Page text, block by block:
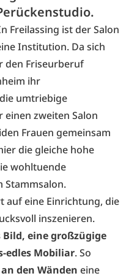
Freilassing ist der Salon
Institution. Da sich
den Friseurberuf
ihr
umtriebige
zweiten Salon
Frauen gemeinsam
die gleiche hohe
wohltuende
Stammsalon.
auf eine Einrichtung, die
inszenieren.
Bild, eine großzügige
edles Mobiliar. So
den Wänden eine